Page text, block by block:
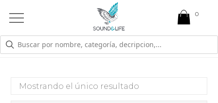
Open
Menu
BA16
Mostrando el único resultado
0